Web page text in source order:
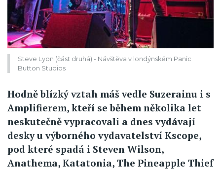
Steve Lyon (část druhá) - Návštěva v londýnském Panic
Button Studios
Hodně blízký vztah máš vedle Suzerainu i s
Amplifierem, kteří se během několika let
neskutečně vypracovali a dnes vydávají
desky u výborného vydavatelství Kscope,
pod které spadá i Steven Wilson,
Anathema, Katatonia, The Pineapple Thief